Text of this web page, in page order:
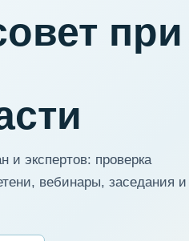
при
и экспертов: проверка
вебинары, заседания и